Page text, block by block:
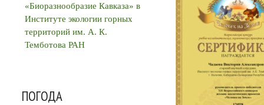
«Биоразнообразие Кавказа» в
Институте экологии горных
территорий им. А. К.
Темботова РАН
ПОГОДА